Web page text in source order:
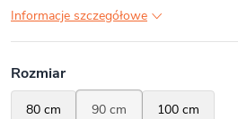
Informacje szczegółowe